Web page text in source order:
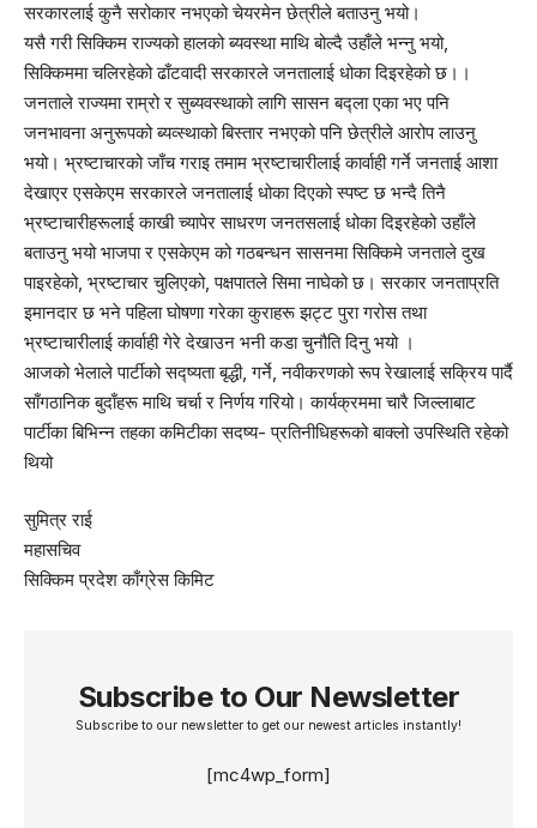
सरकारलाई कुनै सरोकार नभएको चेयरमेन छेत्रीले बताउनु भयो।
यसै गरी सिक्किम राज्यको हालको ब्यवस्था माथि बोल्दै उहाँले भन्नु भयो,
सिक्किममा चलिरहेको ढाँटवादी सरकारले जनतालाई धोका दिइरहेको छ।।
जनताले राज्यमा राम्रो र सुब्यवस्थाको लागि सासन बद्ला एका भए पनि
जनभावना अनुरूपको ब्यव्स्थाको बिस्तार नभएको पनि छेत्रीले आरोप लाउनु
भयो। भ्रष्टाचारको जाँच गराइ तमाम भ्रष्टाचारीलाई कार्वाही गर्ने जनताई आशा
देखाएर एसकेएम सरकारले जनतालाई धोका दिएको स्पष्ट छ भन्दै तिनै
भ्रष्टाचारीहरूलाई काखी च्यापेर साधरण जनतसलाई धोका दिइरहेको उहाँले
बताउनु भयो भाजपा र एसकेएम को गठबन्धन सासनमा सिक्किमे जनताले दुख
पाइरहेको, भ्रष्टाचार चुलिएको, पक्षपातले सिमा नाघेको छ। सरकार जनताप्रति
इमानदार छ भने पहिला घोषणा गरेका कुराहरू झट्ट पुरा गरोस तथा
भ्रष्टाचारीलाई कार्वाही गेरे देखाउन भनी कडा चुनौति दिनु भयो ।
आजको भेलाले पार्टीको सद्ष्यता बृद्धी, गर्ने, नवीकरणको रूप रेखालाई सक्रिय पार्दै
साँगठानिक बुदाँहरू माथि चर्चा र निर्णय गरियो। कार्यक्रममा चारै जिल्लाबाट
पार्टीका बिभिन्न तहका कमिटीका सदष्य- प्रतिनीधिहरूको बाक्लो उपस्थिति रहेको
थियो
सुमित्र राई
महासचिव
सिक्किम प्रदेश काँग्रेस किमिट
Subscribe to Our Newsletter
Subscribe to our newsletter to get our newest articles instantly!
[mc4wp_form]